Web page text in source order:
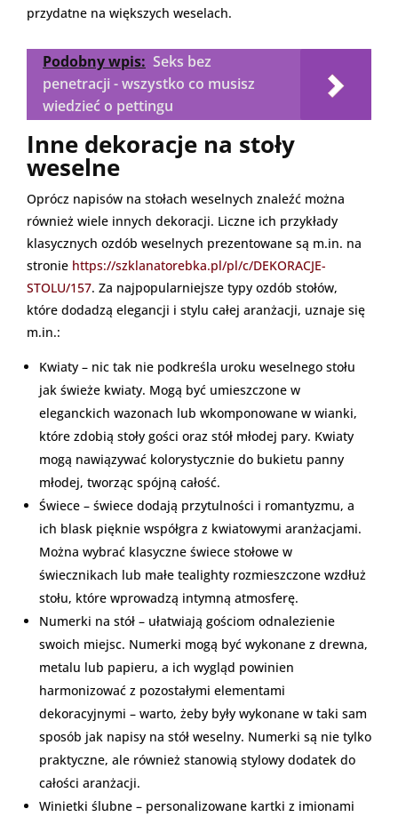
przydatne na większych weselach.
Podobny wpis: Seks bez
penetracji - wszystko co musisz
wiedzieć o pettingu
Inne dekoracje na stoły
weselne
Oprócz napisów na stołach weselnych znaleźć można
również wiele innych dekoracji. Liczne ich przykłady
klasycznych ozdób weselnych prezentowane są m.in. na
stronie https://szklanatorebka.pl/pl/c/DEKORACJE-
STOLU/157. Za najpopularniejsze typy ozdób stołów,
które dodadzą elegancji i stylu całej aranżacji, uznaje się
m.in.:
Kwiaty – nic tak nie podkreśla uroku weselnego stołu
jak świeże kwiaty. Mogą być umieszczone w
eleganckich wazonach lub wkomponowane w wianki,
które zdobią stoły gości oraz stół młodej pary. Kwiaty
mogą nawiązywać kolorystycznie do bukietu panny
młodej, tworząc spójną całość.
Świece – świece dodają przytulności i romantyzmu, a
ich blask pięknie współgra z kwiatowymi aranżacjami.
Można wybrać klasyczne świece stołowe w
świecznikach lub małe tealighty rozmieszczone wzdłuż
stołu, które wprowadzą intymną atmosferę.
Numerki na stół – ułatwiają gościom odnalezienie
swoich miejsc. Numerki mogą być wykonane z drewna,
metalu lub papieru, a ich wygląd powinien
harmonizować z pozostałymi elementami
dekoracyjnymi – warto, żeby były wykonane w taki sam
sposób jak napisy na stół weselny. Numerki są nie tylko
praktyczne, ale również stanowią stylowy dodatek do
całości aranżacji.
Winietki ślubne – personalizowane kartki z imionami